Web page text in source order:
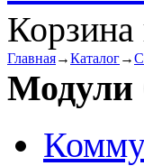
Корзина
Главная→Каталог→
Модули